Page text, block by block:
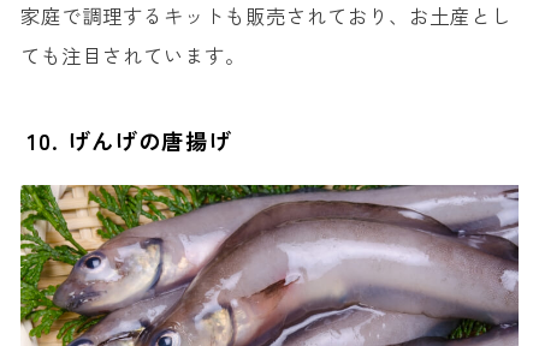
家庭で調理するキットも販売されており、お土産とし
ても注目されています。
10. げんげの唐揚げ